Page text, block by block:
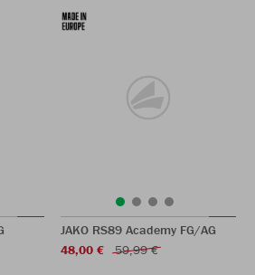
JAKO RS89 Academy FG/AG
48,00 €
59,99 €